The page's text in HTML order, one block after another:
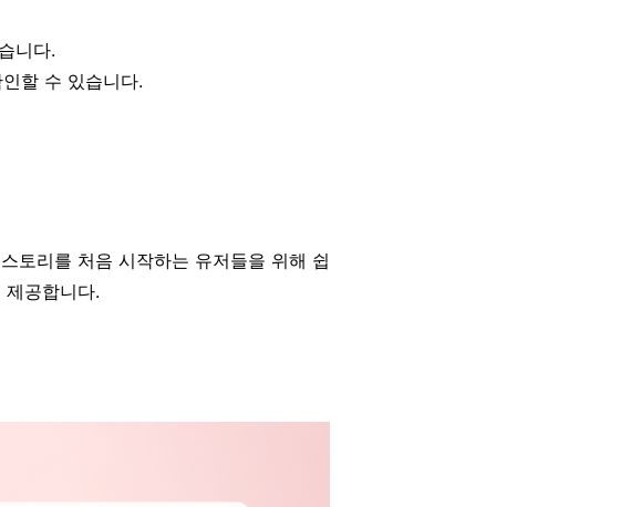
니다.
할 수 있습니다.
토리를 처음 시작하는 유저들을 위해 쉽
제공합니다.